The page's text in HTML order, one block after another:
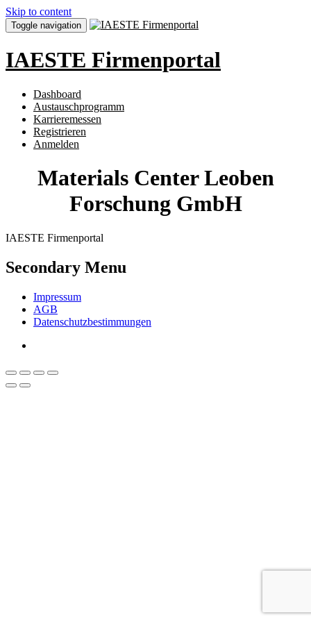
Skip to content
Toggle navigation
IAESTE Firmenportal
Dashboard
Austauschprogramm
Karrieremessen
Registrieren
Anmelden
Materials Center Leoben
Forschung GmbH
IAESTE Firmenportal
Secondary Menu
Impressum
AGB
Datenschutzbestimmungen